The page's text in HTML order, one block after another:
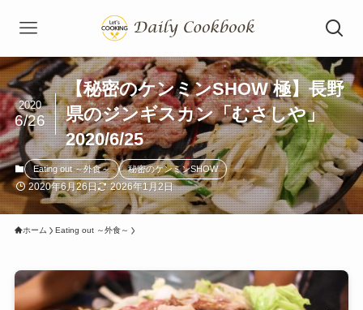
【秘密のケンミンSHOW 極】長野
県のジンギスカン「むさしや」
2020/6/25
2020
6/26
Eating out ～外食～ 秘密のケンミンSHOW
2020年6月26日 2026年1月2日
ホーム Eating out ～外食～